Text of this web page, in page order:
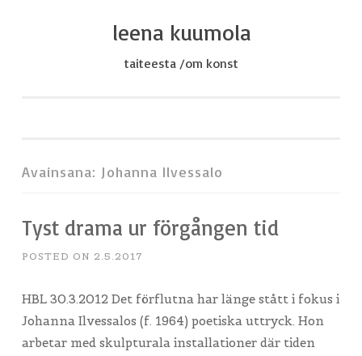
leena kuumola
taiteesta /om konst
Avainsana: Johanna Ilvessalo
Tyst drama ur förgången tid
POSTED ON 2.5.2017
HBL 30.3.2012 Det förflutna har länge stått i fokus i
Johanna Ilvessalos (f. 1964) poetiska uttryck. Hon
arbetar med skulpturala installationer där tiden